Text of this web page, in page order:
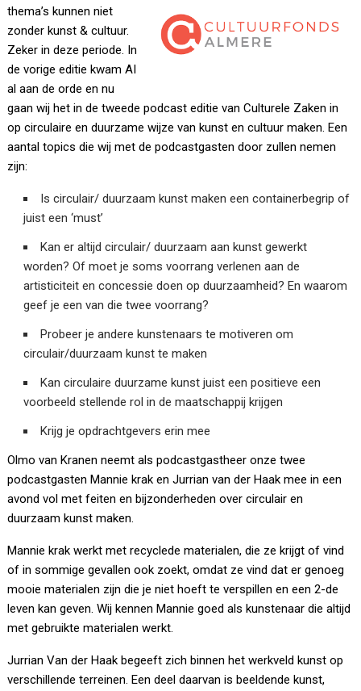
thema’s kunnen niet
zonder kunst & cultuur.
Zeker in deze periode. In
de vorige editie kwam AI
al aan de orde en nu
gaan wij het in de tweede podcast editie van Culturele Zaken in
op circulaire en duurzame wijze van kunst en cultuur maken. Een
aantal topics die wij met de podcastgasten door zullen nemen
zijn:
Is circulair/ duurzaam kunst maken een containerbegrip of
juist een ‘must’
Kan er altijd circulair/ duurzaam aan kunst gewerkt
worden? Of moet je soms voorrang verlenen aan de
artisticiteit en concessie doen op duurzaamheid? En waarom
geef je een van die twee voorrang?
Probeer je andere kunstenaars te motiveren om
circulair/duurzaam kunst te maken
Kan circulaire duurzame kunst juist een positieve een
voorbeeld stellende rol in de maatschappij krijgen
Krijg je opdrachtgevers erin mee
Olmo van Kranen neemt als podcastgastheer onze twee
podcastgasten Mannie krak en Jurrian van der Haak mee in een
avond vol met feiten en bijzonderheden over circulair en
duurzaam kunst maken.
Mannie krak werkt met recyclede materialen, die ze krijgt of vind
of in sommige gevallen ook zoekt, omdat ze vind dat er genoeg
mooie materialen zijn die je niet hoeft te verspillen en een 2-de
leven kan geven. Wij kennen Mannie goed als kunstenaar die altijd
met gebruikte materialen werkt.
Jurrian Van der Haak begeeft zich binnen het werkveld kunst op
verschillende terreinen. Een deel daarvan is beeldende kunst,